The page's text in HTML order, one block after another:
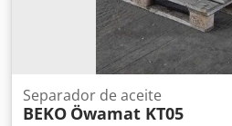
Separador de aceite
BEKO Öwamat KT05